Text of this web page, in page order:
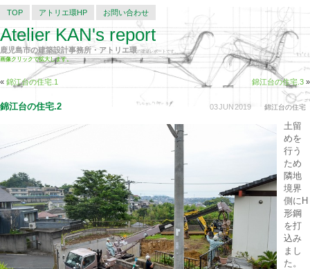
TOP アトリエ環HP お問い合わせ
Atelier KAN's report
鹿児島市の建築設計事務所・アトリエ環の建築レポートです。
画像クリックで拡大します。
« 錦江台の住宅.1 錦江台の住宅.3 »
03JUN2019 錦江台の住宅
錦江台の住宅.2
土留
めを
行う
ため
隣地
境界
側にH
形鋼
を打
込み
まし
た。